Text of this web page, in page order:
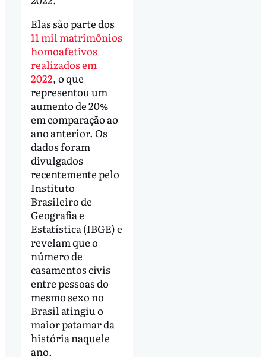
Elas são parte dos
11 mil matrimônios
homoafetivos
realizados em
2022, o que
representou um
aumento de 20%
em comparação ao
ano anterior. Os
dados foram
divulgados
recentemente pelo
Instituto
Brasileiro de
Geografia e
Estatística (IBGE) e
revelam que o
número de
casamentos civis
entre pessoas do
mesmo sexo no
Brasil atingiu o
maior patamar da
história naquele
ano.